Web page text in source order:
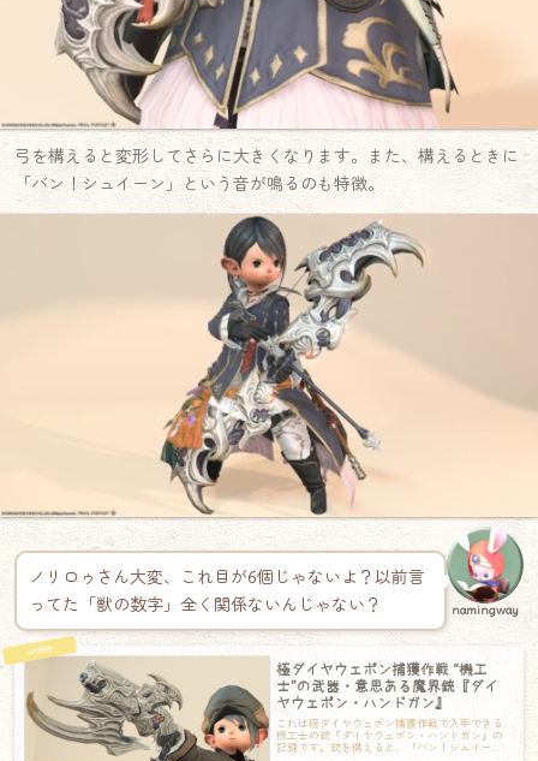
弓を構えると変形してさらに大きくなります。また、構えるときに
「バン！シュイーン」という音が鳴るのも特徴。
ノリロゥさん大変、これ目が6個じゃないよ？以前言
ってた「獣の数字」全く関係ないんじゃない？
namingway
極ダイヤウェポン捕獲作戦 “機工
士”の武器・意思ある魔界銃『ダイ
ヤウェポン・ハンドガン』
これは極ダイヤウェポン捕獲作戦で入手できる
機工士の銃『ダイヤウェポン・ハンドガン』の
記録です。銃を構えると、「バン！シュイー